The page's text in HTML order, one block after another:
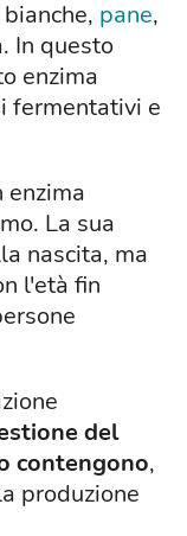
pane,
In questo
enzima
fermentativi e
enzima
La sua
nascita, ma
l'età fin
del
contengono,
produzione